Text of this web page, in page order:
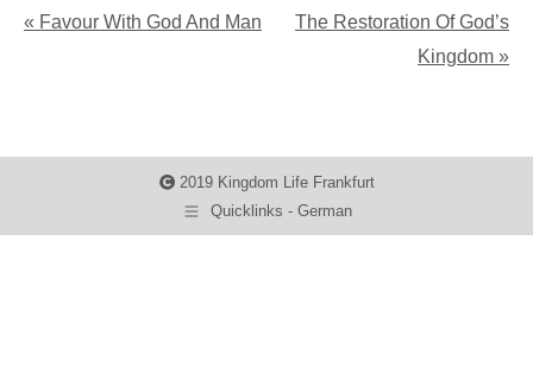
« Favour With God And Man
The Restoration Of God’s
Kingdom »
2019 Kingdom Life Frankfurt
Quicklinks - German